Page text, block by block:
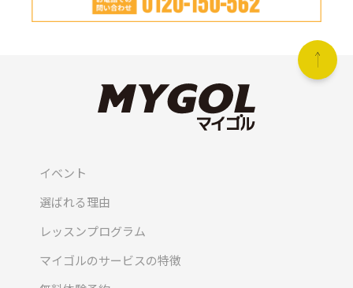
イベント
選ばれる理由
レッスンプログラム
マイゴルのサービスの特徴